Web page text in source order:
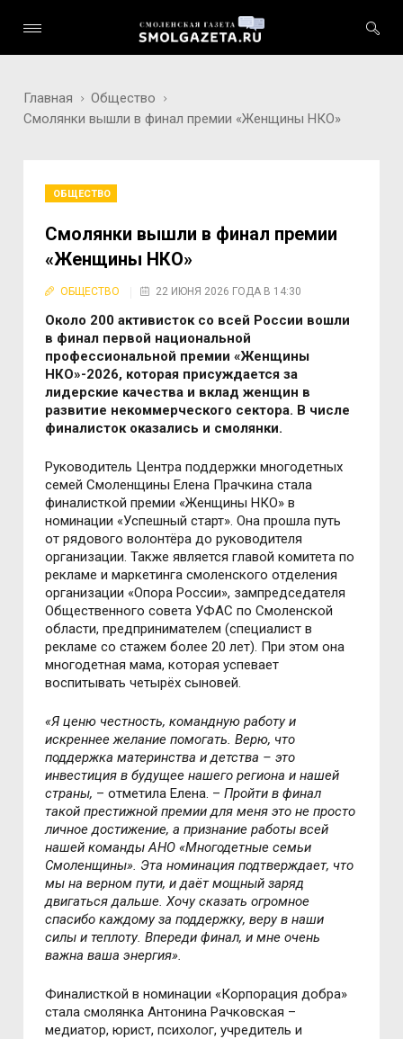
Главная
Общество
Смолянки вышли в финал премии «Женщины НКО»
ОБЩЕСТВО
Смолянки вышли в финал премии
«Женщины НКО»
ОБЩЕСТВО 22 ИЮНЯ 2026 ГОДА В 14:30
Около 200 активисток со всей России вошли
в финал первой национальной
профессиональной премии «Женщины
НКО»-2026, которая присуждается за
лидерские качества и вклад женщин в
развитие некоммерческого сектора. В числе
финалисток оказались и смолянки.
Руководитель Центра поддержки многодетных
семей Смоленщины Елена Прачкина стала
финалисткой премии «Женщины НКО» в
номинации «Успешный старт». Она прошла путь
от рядового волонтёра до руководителя
организации. Также является главой комитета по
рекламе и маркетинга смоленского отделения
организации «Опора России», зампредседателя
Общественного совета УФАС по Смоленской
области, предпринимателем (специалист в
рекламе со стажем более 20 лет). При этом она
многодетная мама, которая успевает
воспитывать четырёх сыновей.
«Я ценю честность, командную работу и
искреннее желание помогать. Верю, что
поддержка материнства и детства – это
инвестиция в будущее нашего региона и нашей
страны, – отметила Елена. –Пройти в финал
такой престижной премии для меня это не просто
личное достижение, а признание работы всей
нашей команды АНО «Многодетные семьи
Смоленщины». Эта номинация подтверждает, что
мы на верном пути, и даёт мощный заряд
двигаться дальше. Хочу сказать огромное
спасибо каждому за поддержку, веру в наши
силы и теплоту. Впереди финал, и мне очень
важна ваша энергия».
Финалисткой в номинации «Корпорация добра»
стала смолянка Антонина Рачковская –
медиатор, юрист, психолог, учредитель и